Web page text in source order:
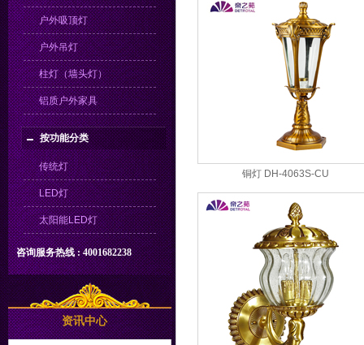
户外吸顶灯
户外吊灯
柱灯（墙头灯）
铝质户外家具
按功能分类
传统灯
LED灯
太阳能LED灯
咨询服务热线 : 4001682238
资讯中心
铜灯 DH-4063S-CU